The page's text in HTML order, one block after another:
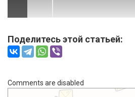
Поделитесь этой статьей:
Comments are disabled